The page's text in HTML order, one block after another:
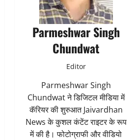
Parmeshwar Singh
Chundwat
Editor
Parmeshwar Singh
Chundwat ने डिजिटल मीडिया में
कॅरियर की शुरुआत Jaivardhan
News के कुशल कंटेंट राइटर के रूप
में की है। फोटोग्राफी और वीडियो